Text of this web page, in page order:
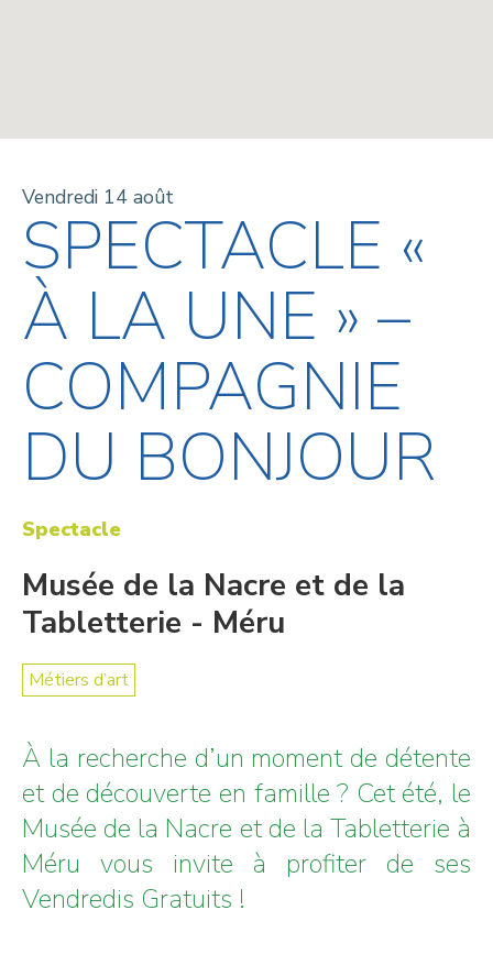
Vendredi 14 août
SPECTACLE «
À LA UNE » –
COMPAGNIE
DU BONJOUR
Spectacle
Musée de la Nacre et de la
Tabletterie - Méru
Métiers d’art
À la recherche d’un moment de détente
et de découverte en famille ? Cet été, le
Musée de la Nacre et de la Tabletterie à
Méru vous invite à profiter de ses
Vendredis Gratuits !